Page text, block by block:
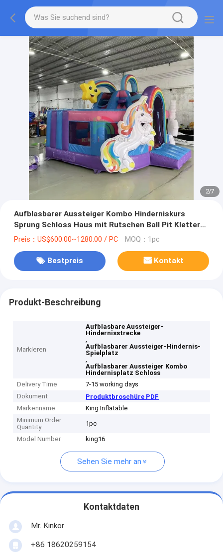
2/7
Aufblasbarer Aussteiger Kombo Hinderniskurs
Sprung Schloss Haus mit Rutschen Ball Pit Klettern
Hindernis Bläser
Preis：US$600.00~1280.00 / PC MOQ：1pc
Bestpreis Kontakt
Produkt-Beschreibung
Markieren
Aufblasbare Aussteiger-
Hindernisstrecke
,
Aufblasbarer Aussteiger-Hindernis-
Spielplatz
,
Aufblasbarer Aussteiger Kombo
Hindernisplatz Schloss
Delivery Time
7-15 working days
Dokument
Produktbroschüre PDF
Markenname
King Inflatable
Minimum Order
Quantity
1pc
Model Number king16
Sehen Sie mehr an
Kontaktdaten
Mr. Kinkor
+86 18620259154